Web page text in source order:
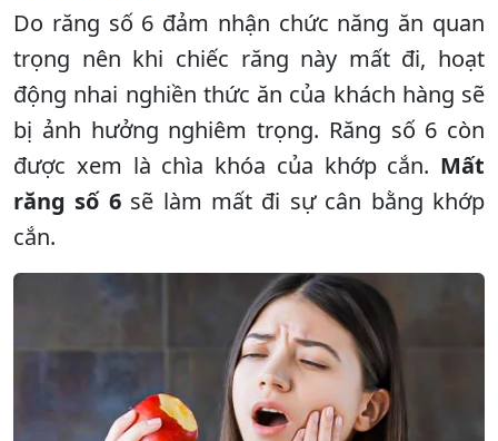
Do răng số 6 đảm nhận chức năng ăn quan
trọng nên khi chiếc răng này mất đi, hoạt
động nhai nghiền thức ăn của khách hàng sẽ
bị ảnh hưởng nghiêm trọng. Răng số 6 còn
được xem là chìa khóa của khớp cắn. Mất
răng số 6sẽ làm mất đi sự cân bằng khớp
cắn.